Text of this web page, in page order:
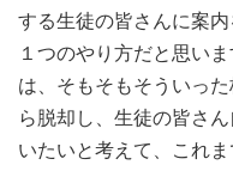
する生徒の皆さんに案
１つのやり方だと思い
は、そもそもそういっ
ら脱却し、生徒の皆さ
いたいと考えて、これ